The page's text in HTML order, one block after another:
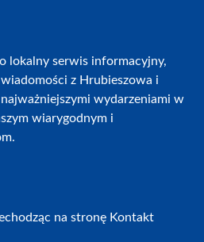
lokalny serwis informacyjny,
z Hrubieszowa i
wydarzeniami w
wiarygodnym i
na stronę Kontakt